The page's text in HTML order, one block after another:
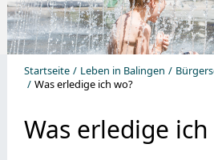
Startseite Leben in Balingen
Was erledige ich wo?
Was erledige ich